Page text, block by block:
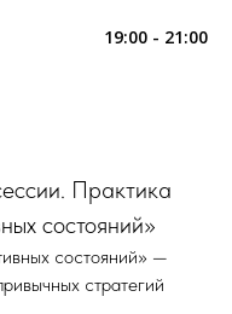
19:00 - 21:00
Практика
состояний»
состояний» —
стратегий